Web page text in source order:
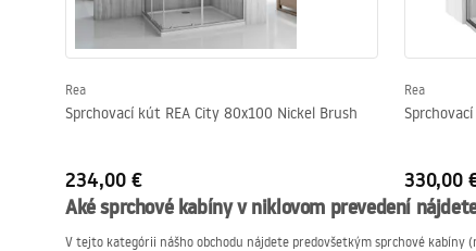
Sprchy
Rea
Sprchovací kút REA City 80x100 Nickel Brush
234,00 €
Rea
330,00
Aké sprchové kabíny v niklovom prevedení
V tejto kategórii nášho obchodu nájdete predovšetkým sprchové kabíny